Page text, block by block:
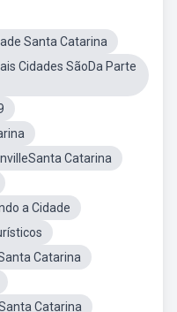
Santa Catarina
Cidades SãoDa Parte
Catarina
a Cidade
Catarina
Catarina